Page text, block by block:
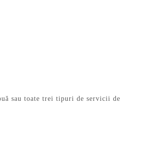
sau toate trei tipuri de servicii de